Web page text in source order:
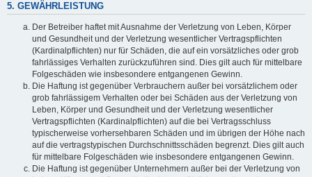
5. GEWÄHRLEISTUNG
Der Betreiber haftet mit Ausnahme der Verletzung von Leben, Körper
und Gesundheit und der Verletzung wesentlicher Vertragspflichten
(Kardinalpflichten) nur für Schäden, die auf ein vorsätzliches oder grob
fahrlässiges Verhalten zurückzuführen sind. Dies gilt auch für mittelbare
Folgeschäden wie insbesondere entgangenen Gewinn.
Die Haftung ist gegenüber Verbrauchern außer bei vorsätzlichem oder
grob fahrlässigem Verhalten oder bei Schäden aus der Verletzung von
Leben, Körper und Gesundheit und der Verletzung wesentlicher
Vertragspflichten (Kardinalpflichten) auf die bei Vertragsschluss
typischerweise vorhersehbaren Schäden und im übrigen der Höhe nach
auf die vertragstypischen Durchschnittsschäden begrenzt. Dies gilt auch
für mittelbare Folgeschäden wie insbesondere entgangenen Gewinn.
Die Haftung ist gegenüber Unternehmern außer bei der Verletzung von